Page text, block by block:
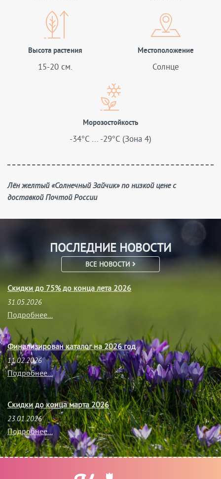
Высота растения
15-20 см.
Местоположение
Солнце
Морозостойкость
-34°C ... -29°C (Зона 4)
Лён желтый «Солнечный Зайчик» по низкой цене с
доставкой Почтой России
ПОСЛЕДНИЕ НОВОСТИ
ВСЕ НОВОСТИ
Скидки до 75% до конца лета 2026
31.05.2026
Подробнее...
Финализирован каталог на 2026 год
11.02.2026
Подробнее...
Скидки до конца марта 2026
23.01.2026
Подробнее...